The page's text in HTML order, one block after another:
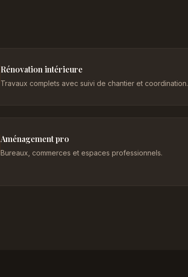
Rénovation intérieure
Travaux complets avec suivi de chantier et coordination.
Aménagement pro
Bureaux, commerces et espaces professionnels.